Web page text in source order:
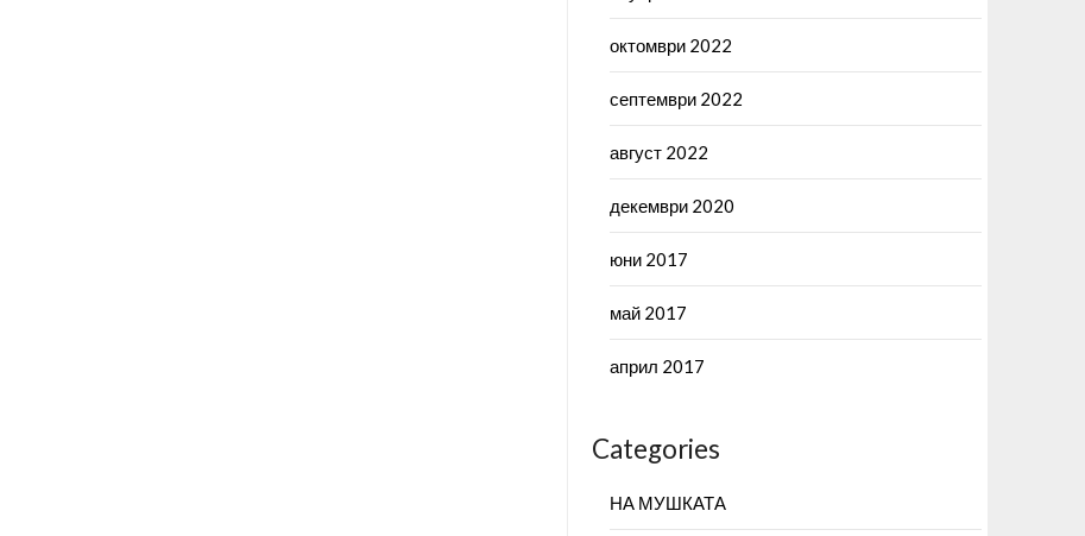
октомври 2022
септември 2022
август 2022
декември 2020
юни 2017
май 2017
април 2017
Categories
НА МУШКАТА